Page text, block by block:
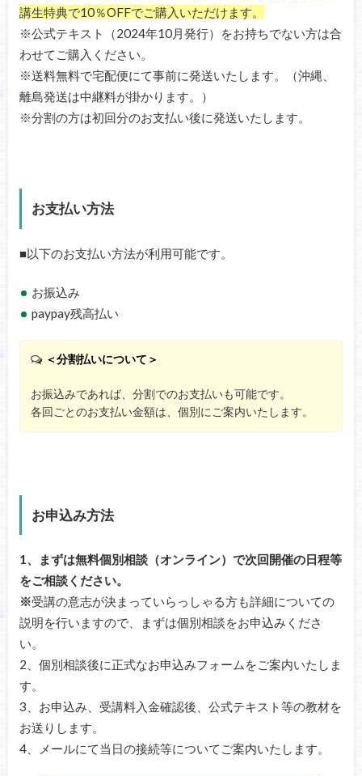
講生特典で10％OFFでご購入いただけます。
※公式テキスト（2024年10月発行）をお持ちでない方は合
わせてご購入ください。
※送料無料で宅配便にて事前に発送いたします。（沖縄、
離島発送は中継料が掛かります。）
※分割の方は初回分のお支払い後に発送いたします。
お支払い方法
■以下のお支払い方法が利用可能です。
お振込み
paypay残高払い
＜分割払いについて＞
お振込みであれば、分割でのお支払いも可能です。
各回ごとのお支払い金額は、個別にご案内いたします。
お申込み方法
1、まずは無料個別相談（オンライン）で次回開催の日程等
をご相談ください。
※受講の意志が決まっていらっしゃる方も詳細についての
説明を行いますので、まずは個別相談をお申込みくださ
い。
2、個別相談後に正式なお申込みフォームをご案内いたしま
す。
3、お申込み、受講料入金確認後、公式テキスト等の教材を
お送りします。
4、メールにて当日の接続等についてご案内いたします。